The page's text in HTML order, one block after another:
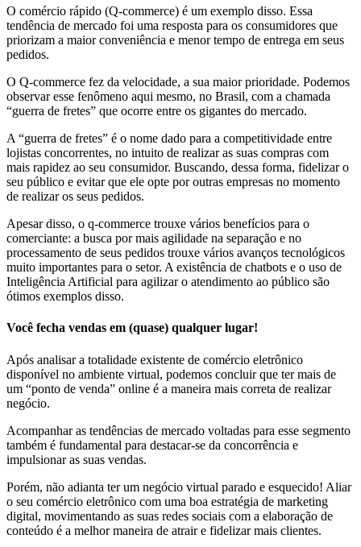
O comércio rápido (Q-commerce) é um exemplo disso. Essa
tendência de mercado foi uma resposta para os consumidores que
priorizam a maior conveniência e menor tempo de entrega em seus
pedidos.
O Q-commerce fez da velocidade, a sua maior prioridade. Podemos
observar esse fenômeno aqui mesmo, no Brasil, com a chamada
“guerra de fretes” que ocorre entre os gigantes do mercado.
A “guerra de fretes” é o nome dado para a competitividade entre
lojistas concorrentes, no intuito de realizar as suas compras com
mais rapidez ao seu consumidor. Buscando, dessa forma, fidelizar o
seu público e evitar que ele opte por outras empresas no momento
de realizar os seus pedidos.
Apesar disso, o q-commerce trouxe vários benefícios para o
comerciante: a busca por mais agilidade na separação e no
processamento de seus pedidos trouxe vários avanços tecnológicos
muito importantes para o setor. A existência de chatbots e o uso de
Inteligência Artificial para agilizar o atendimento ao público são
ótimos exemplos disso.
Você fecha vendas em (quase) qualquer lugar!
Após analisar a totalidade existente de comércio eletrônico
disponível no ambiente virtual, podemos concluir que ter mais de
um “ponto de venda” online é a maneira mais correta de realizar
negócio.
Acompanhar as tendências de mercado voltadas para esse segmento
também é fundamental para destacar-se da concorrência e
impulsionar as suas vendas.
Porém, não adianta ter um negócio virtual parado e esquecido! Aliar
o seu comércio eletrônico com uma boa estratégia de marketing
digital, movimentando as suas redes sociais com a elaboração de
conteúdo é a melhor maneira de atrair e fidelizar mais clientes.